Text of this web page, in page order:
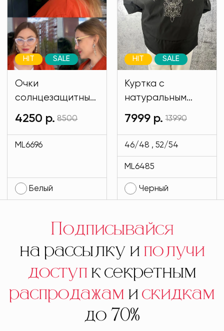
Очки
солнцезащитные
имиджевые
белого цвета
MODLAV ML6696-
HIT SALE
4250 р. 8500
ML6696
Белый
Куртка с
натуральным
мехом и на
подкладе кролик
черного цвета
MODLAV ML6485-
13
HIT SALE
7999 р. 13990
46/48 , 52/54
ML6485
Черный
Подписывайся
на рассылку иполучи
доступк секретным
распродажамискидкам
до 70%